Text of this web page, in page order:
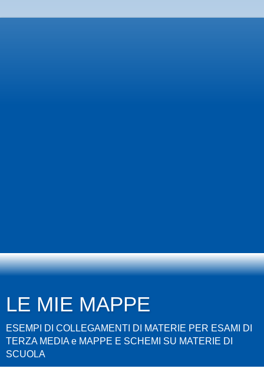
LE MIE MAPPE
ESEMPI DI COLLEGAMENTI DI MATERIE PER ESAMI DI
TERZA MEDIA e MAPPE E SCHEMI SU MATERIE DI
SCUOLA